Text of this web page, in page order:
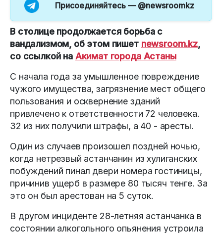
Присоединяйтесь — @newsroomkz
В столице продолжается борьба с
вандализмом, об этом пишет newsroom.kz,
со ссылкой на Акимат города Астаны
С начала года за умышленное повреждение
чужого имущества, загрязнение мест общего
пользования и осквернение зданий
привлечено к ответственности 72 человека.
32 из них получили штрафы, а 40 - аресты.
Один из случаев произошел поздней ночью,
когда нетрезвый астанчанин из хулиганских
побуждений пинал двери номера гостиницы,
причинив ущерб в размере 80 тысяч тенге. За
это он был арестован на 5 суток.
В другом инциденте 28-летняя астанчанка в
состоянии алкогольного опьянения устроила